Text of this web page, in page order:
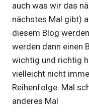
auch was wir das
nächstes Mal gibt)
diesem Blog
werden dann einen
wichtig und richtig
vielleicht nicht
Reihenfolge. Mal
anderes Mal